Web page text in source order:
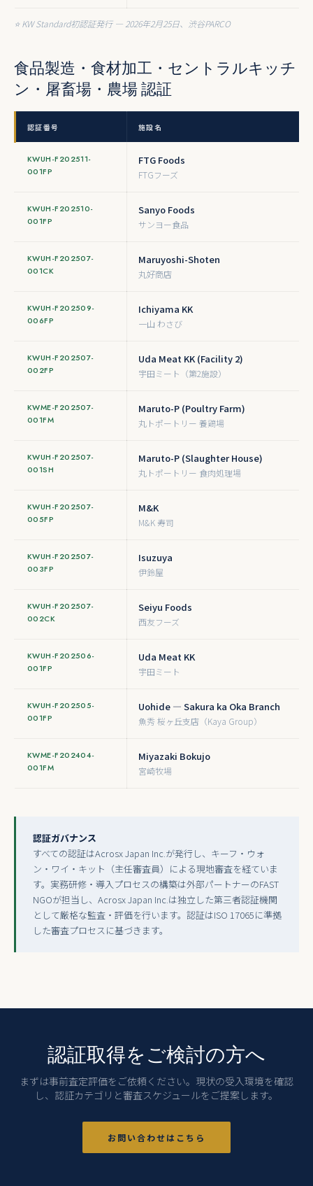
⭐ KW Standard初認証発行 — 2026年2月25日、渋谷PARCO
食品製造・食材加工・セントラルキッチ
ン・屠畜場・農場 認証
認証番号 施設名
KWUH-F202511-
001FP
FTG Foods
FTGフーズ
KWUH-F202510-
001FP
Sanyo Foods
サンヨー食品
KWUH-F202507-
001CK
Maruyoshi-Shoten
丸好商店
KWUH-F202509-
006FP
Ichiyama KK
一山 わさび
KWUH-F202507-
002FP
Uda Meat KK (Facility 2)
宇田ミート（第2施設）
KWME-F202507-
001FM
Maruto-P (Poultry Farm)
丸トポートリー 養鶏場
KWUH-F202507-
001SH
Maruto-P (Slaughter House)
丸トポートリー 食肉処理場
KWUH-F202507-
005FP
M&K
M&K 寿司
KWUH-F202507-
003FP
Isuzuya
伊鈴屋
KWUH-F202507-
002CK
Seiyu Foods
西友フーズ
KWUH-F202506-
001FP
Uda Meat KK
宇田ミート
KWUH-F202505-
001FP
Uohide — Sakura ka Oka Branch
魚秀 桜ヶ丘支店（Kaya Group）
KWME-F202404-
001FM
Miyazaki Bokujo
宮崎牧場
認証ガバナンス
すべての認証はAcrosx Japan Inc.が発行し、キーフ・ウォ
ン・ワイ・キット（主任審査員）による現地審査を経ていま
す。実務研修・導入プロセスの構築は外部パートナーのFAST
NGOが担当し、Acrosx Japan Inc.は独立した第三者認証機関
として厳格な監査・評価を行います。認証はISO 17065に準拠
した審査プロセスに基づきます。
認証取得をご検討の方へ
まずは事前査定評価をご依頼ください。現状の受入環境を確認
し、認証カテゴリと審査スケジュールをご提案します。
お問い合わせはこちら